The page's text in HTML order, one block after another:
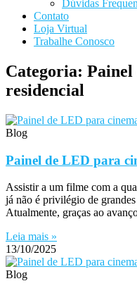
Dúvidas
Contato
Loja Virtual
Trabalhe Conosco
Categoria:
residencial
Blog
Painel de LED para
Assistir a um filme com a
já não é privilégio de
Atualmente, graças ao
Leia mais »
13/10/2025
Blog